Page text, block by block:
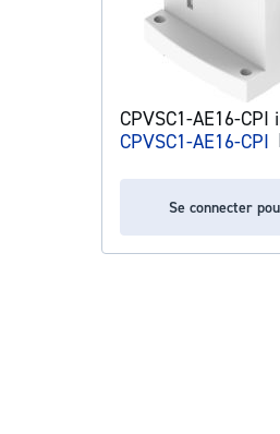
CPVSC1-AE16-
CPVSC1-AE16-CPI |
Se connecter